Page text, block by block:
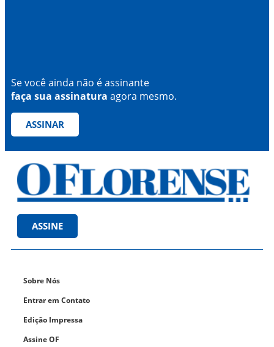
Se você ainda não é assinante
faça sua assinatura agora mesmo.
ASSINAR
ASSINE
Sobre Nós
Entrar em Contato
Edição Impressa
Assine OF